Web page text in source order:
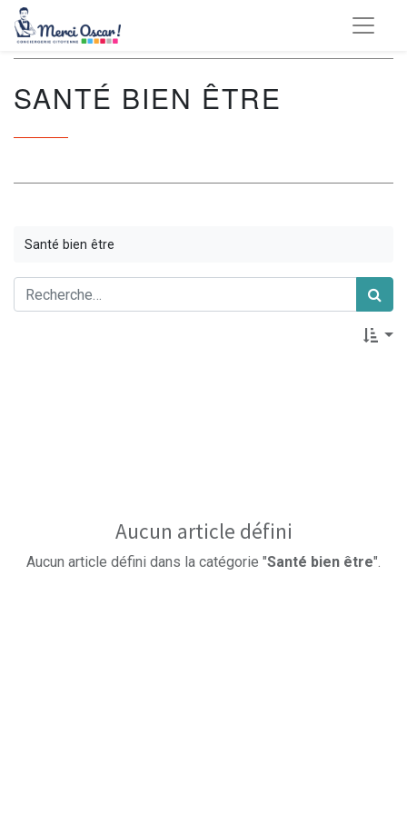
SANTÉ BIEN ÊTRE
Santé bien être
Aucun article défini
Aucun article défini dans la catégorie "Santé bien être".